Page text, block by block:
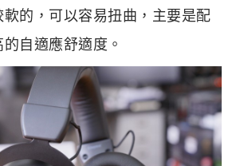
的，可以容易扭曲，主要是配
自適應舒適度。